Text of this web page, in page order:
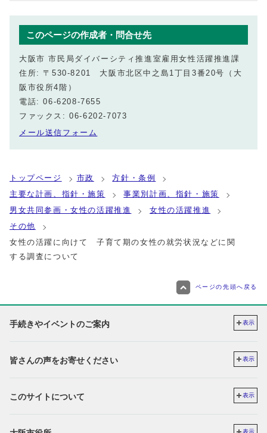
このページの作成者・問合せ先
大阪市 市民局ダイバーシティ推進室雇用女性活躍推進課
住所: 〒530-8201 大阪市北区中之島1丁目3番20号（大
阪市役所4階）
電話: 06-6208-7655
ファックス: 06-6202-7073
メール送信フォーム
トップページ 市政
方針・条例
主要な計画、指針・施策
事業別計画、指針・施策
男女共同参画・女性の活躍推進
女性の活躍推進
その他
女性の活躍に向けて 子育て期の女性の就労状況などに関
する調査について
ページの先頭へ戻る
手続きやイベントのご案内 表示
皆さんの声をお寄せください 表示
このサイトについて 表示
表示